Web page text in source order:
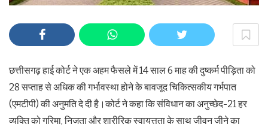
छत्तीसगढ़ हाई कोर्ट ने एक अहम फैसले में 14 साल 6 माह की दुष्कर्म पीड़िता को
28 सप्ताह से अधिक की गर्भावस्था होने के बावजूद चिकित्सकीय गर्भपात
(एमटीपी) की अनुमति दे दी है।कोर्ट ने कहा कि संविधान का अनुच्छेद-21 हर
व्यक्ति को गरिमा, निजता और शारीरिक स्वायत्तता के साथ जीवन जीने का